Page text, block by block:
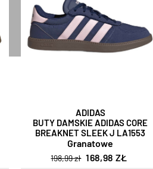
ADIDAS
BUTY DAMSKIE ADIDAS CORE
BREAKNET SLEEK J LA1553
Granatowe
198,99 zł 168,98 ZŁ